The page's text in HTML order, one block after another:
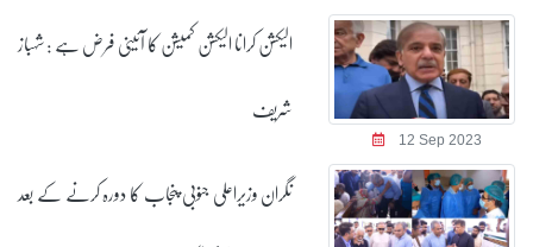
12 Sep 2023
الیکشن کرانا الیکشن کمیشن کا آئینی فرض ہے : شہباز
شریف
نگران وزیراعلی جنوبی پنجاب کا دورہ کرنے کے بعد